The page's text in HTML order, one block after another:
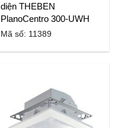
diện THEBEN
PlanoCentro 300-UWH
Mã số: 11389